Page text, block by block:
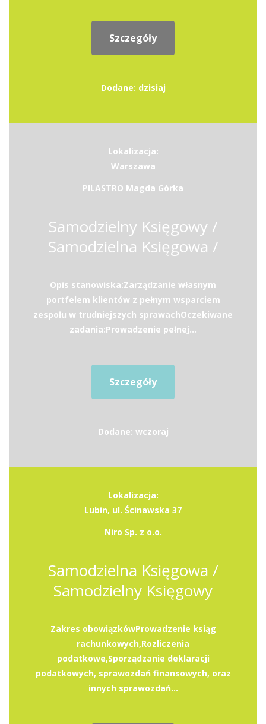
Szczegóły
Dodane: dzisiaj
Lokalizacja:
Warszawa
PILASTRO Magda Górka
Samodzielny Księgowy /
Samodzielna Księgowa /
Opis stanowiska:Zarządzanie własnym
portfelem klientów z pełnym wsparciem
zespołu w trudniejszych sprawachOczekiwane
zadania:Prowadzenie pełnej...
Szczegóły
Dodane: wczoraj
Lokalizacja:
Lubin, ul. Ścinawska 37
Niro Sp. z o.o.
Samodzielna Księgowa /
Samodzielny Księgowy
Zakres obowiązkówProwadzenie ksiąg
rachunkowych,Rozliczenia
podatkowe,Sporządzanie deklaracji
podatkowych, sprawozdań finansowych, oraz
innych sprawozdań...